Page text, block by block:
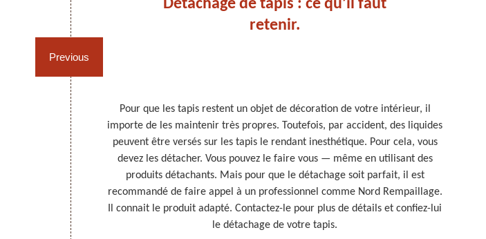
Previous
Détachage de tapis : ce qu’il faut
retenir.
Pour que les tapis restent un objet de décoration de votre intérieur, il
importe de les maintenir très propres. Toutefois, par accident, des liquides
peuvent être versés sur les tapis le rendant inesthétique. Pour cela, vous
devez les détacher. Vous pouvez le faire vous — même en utilisant des
produits détachants. Mais pour que le détachage soit parfait, il est
recommandé de faire appel à un professionnel comme Nord Rempaillage.
Il connait le produit adapté. Contactez-le pour plus de détails et confiez-lui
le détachage de votre tapis.